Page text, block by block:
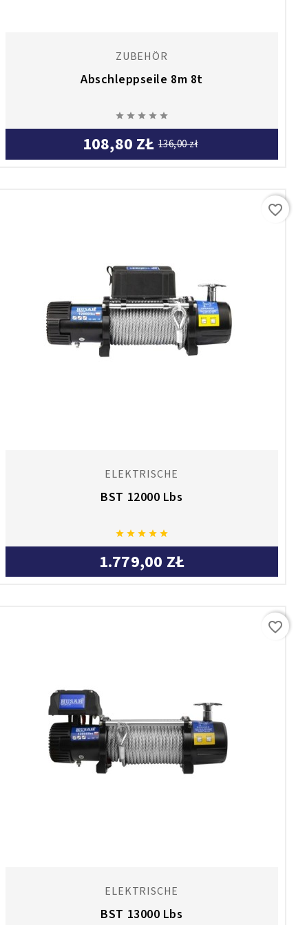
ZUBEHÖR
Abschleppseile 8m 8t
    
108,80 ZŁ 136,00 zł
ELEKTRISCHE
BST 12000 Lbs
    
1.779,00 ZŁ
favorite_border
ELEKTRISCHE
BST 13000 Lbs
favorite_border